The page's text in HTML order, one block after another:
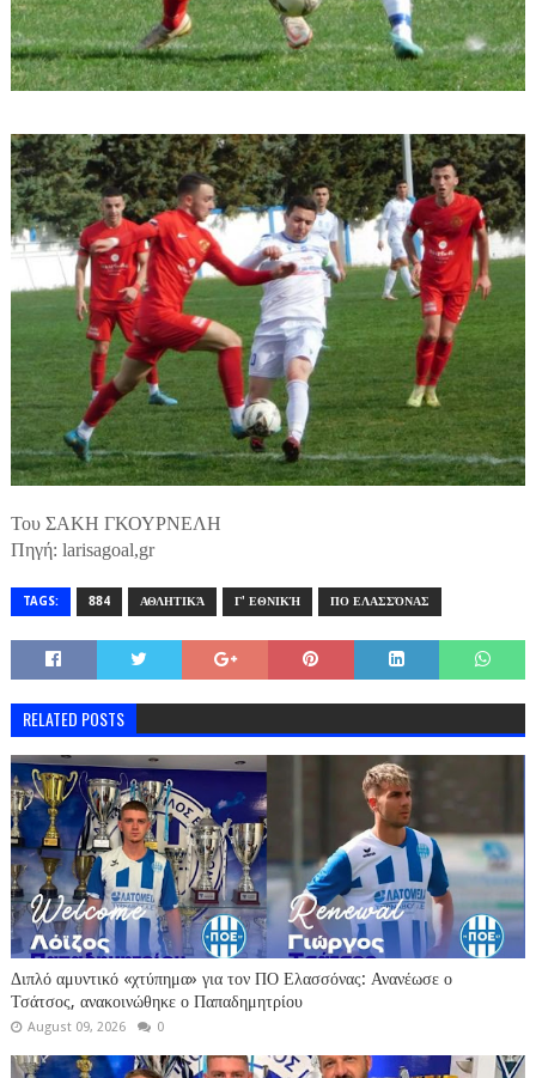
Του ΣΑΚΗ ΓΚΟΥΡΝΕΛΗ
Πηγή: larisagoal,gr
TAGS: 884 ΑΘΛΗΤΙΚΆ Γ' ΕΘΝΙΚΉ ΠΟ ΕΛΑΣΣΌΝΑΣ
RELATED POSTS
Διπλό αμυντικό «χτύπημα» για τον ΠΟ Ελασσόνας: Ανανέωσε ο
Τσάτσος, ανακοινώθηκε ο Παπαδημητρίου
August 09, 2026 0